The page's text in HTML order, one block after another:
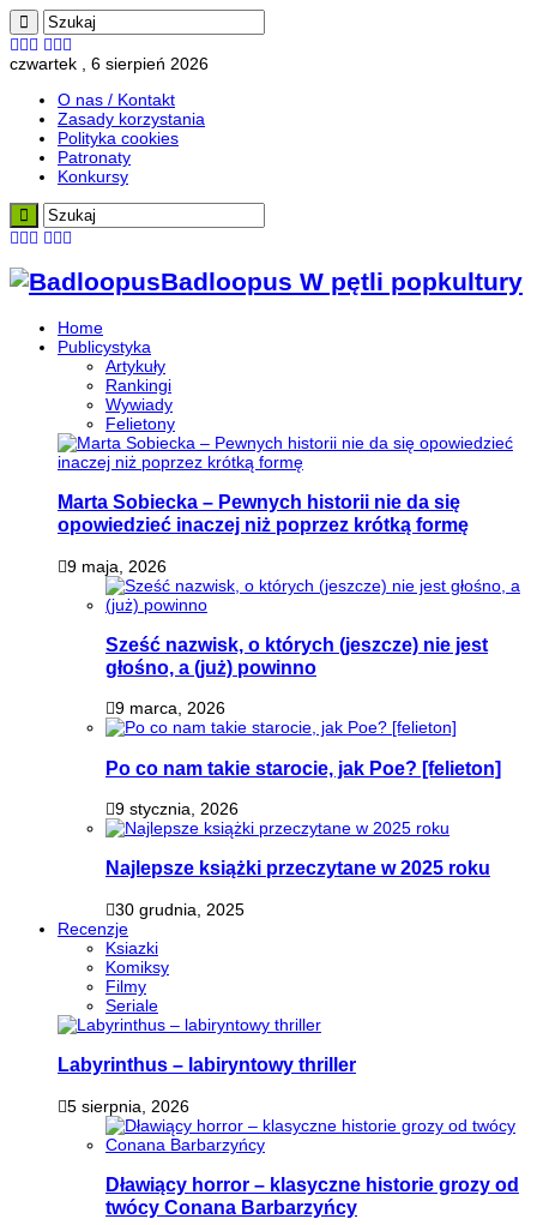
czwartek , 6 sierpień 2026
O nas / Kontakt
Zasady korzystania
Polityka cookies
Patronaty
Konkursy
Badloopus W pętli popkultury
Home
Publicystyka
Artykuły
Rankingi
Wywiady
Felietony
Marta Sobiecka – Pewnych historii nie da się
opowiedzieć inaczej niż poprzez krótką formę
9 maja, 2026
Sześć nazwisk, o których (jeszcze) nie jest
głośno, a (już) powinno
9 marca, 2026
Po co nam takie starocie, jak Poe? [felieton]
9 stycznia, 2026
Najlepsze książki przeczytane w 2025 roku
30 grudnia, 2025
Recenzje
Ksiazki
Komiksy
Filmy
Seriale
Labyrinthus – labiryntowy thriller
5 sierpnia, 2026
Dławiący horror – klasyczne historie grozy od
twócy Conana Barbarzyńcy